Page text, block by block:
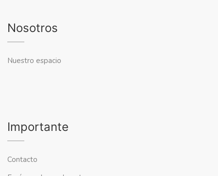
Nosotros
Nuestro espacio
Importante
Contacto